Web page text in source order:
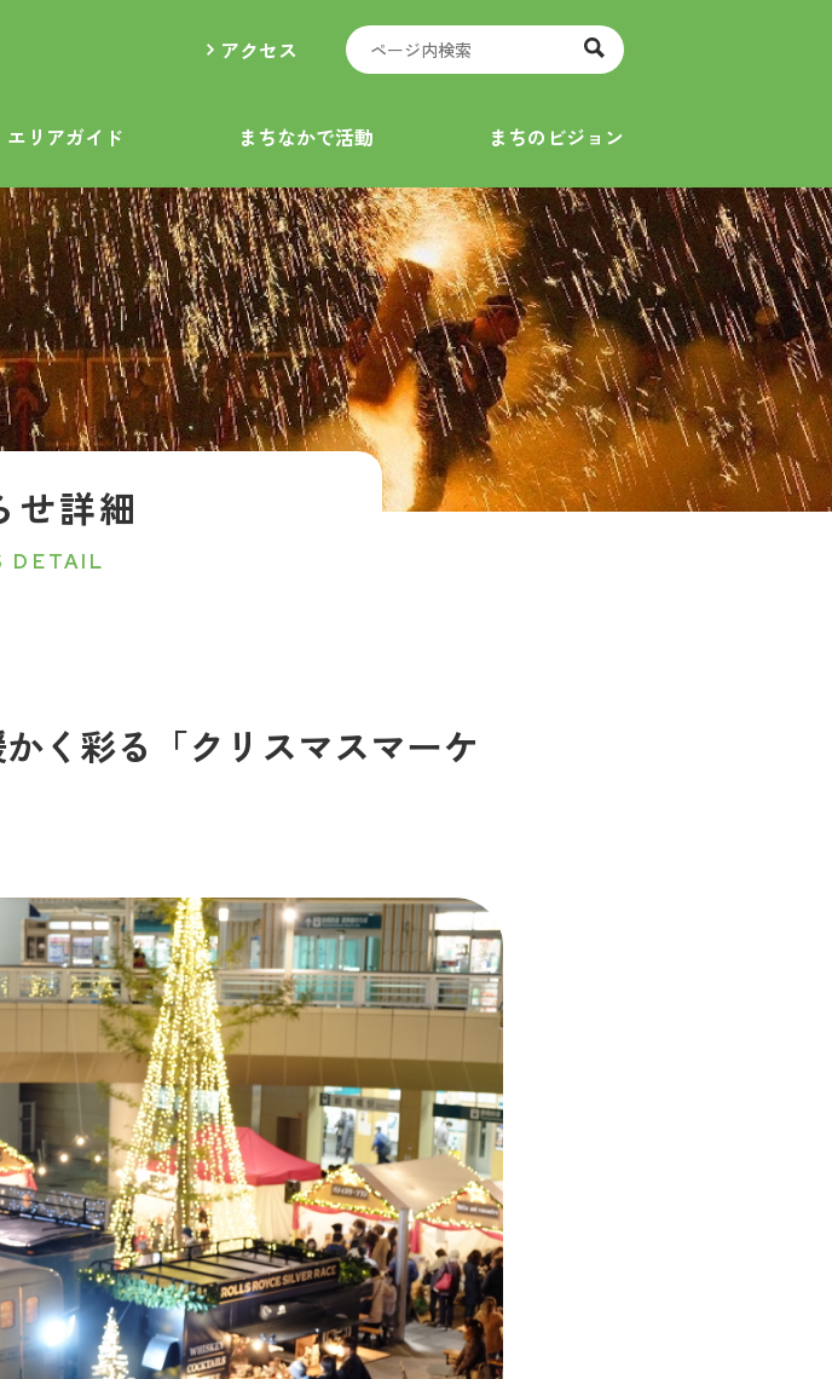
アクセス
エリアガイド まちなかで活動 まちのビジョン
せ詳細
DETAIL
く彩る「クリスマスマーケ